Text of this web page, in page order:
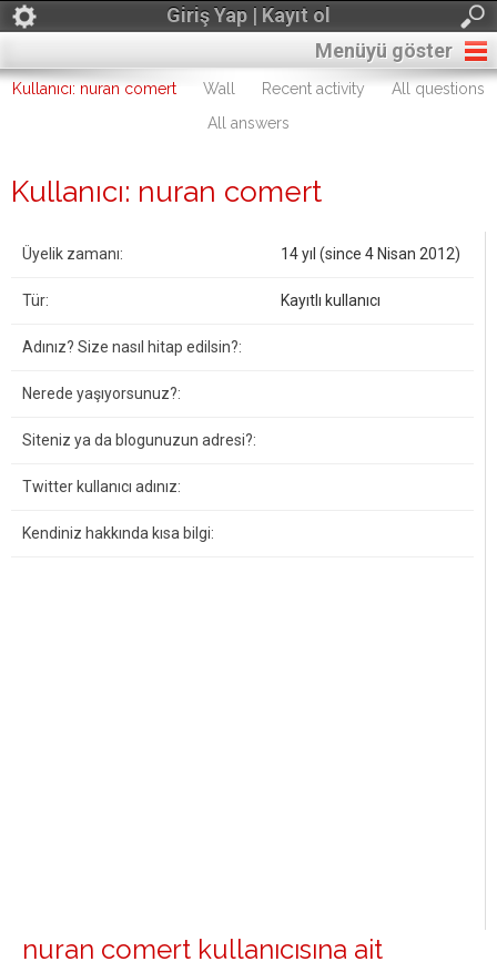
Giriş Yap | Kayıt ol
Menüyü göster
Kullanıcı: nuran comert Wall Recent activity
All questions
All answers
Kullanıcı: nuran comert
Üyelik zamanı: 14 yıl (since 4 Nisan 2012)
Tür: Kayıtlı kullanıcı
Adınız? Size nasıl hitap edilsin?:
Nerede yaşıyorsunuz?:
Siteniz ya da blogunuzun adresi?:
Twitter kullanıcı adınız:
Kendiniz hakkında kısa bilgi:
nuran comert kullanıcısına ait